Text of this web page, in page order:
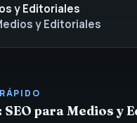
y Editoriales
y Editoriales
para Medios y